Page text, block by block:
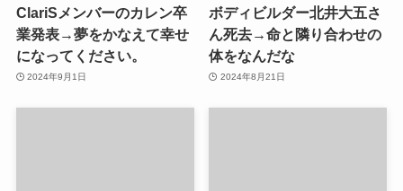
ClariSメンバーのカレン卒
業発表→夢をかなえて幸せ
になってください。
2024年9月1日
ボディビルダー北井大五さ
ん死去→命と隣り合わせの
体をなんだな
2024年8月21日